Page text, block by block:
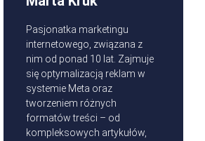
Pasjonatka marketingu
internetowego, związana z
nim od ponad 10 lat. Zajmuje
się optymalizacją reklam w
systemie Meta oraz
tworzeniem różnych
formatów treści – od
kompleksowych artykułów,